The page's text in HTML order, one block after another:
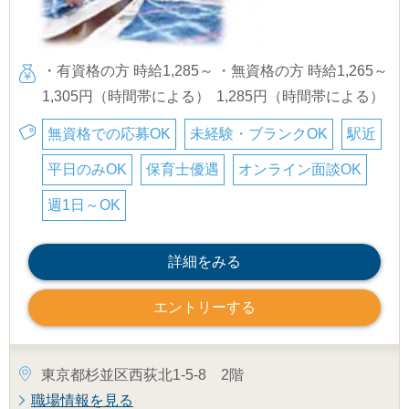
・有資格の方 時給1,285～
1,305円（時間帯による）
・無資格の方 時給1,265～
1,285円（時間帯による）
無資格での応募OK 未経験・ブランクOK 駅近
平日のみOK 保育士優遇 オンライン面談OK
週1日～OK
詳細をみる
エントリーする
東京都杉並区西荻北1-5-8 2階
職場情報を見る